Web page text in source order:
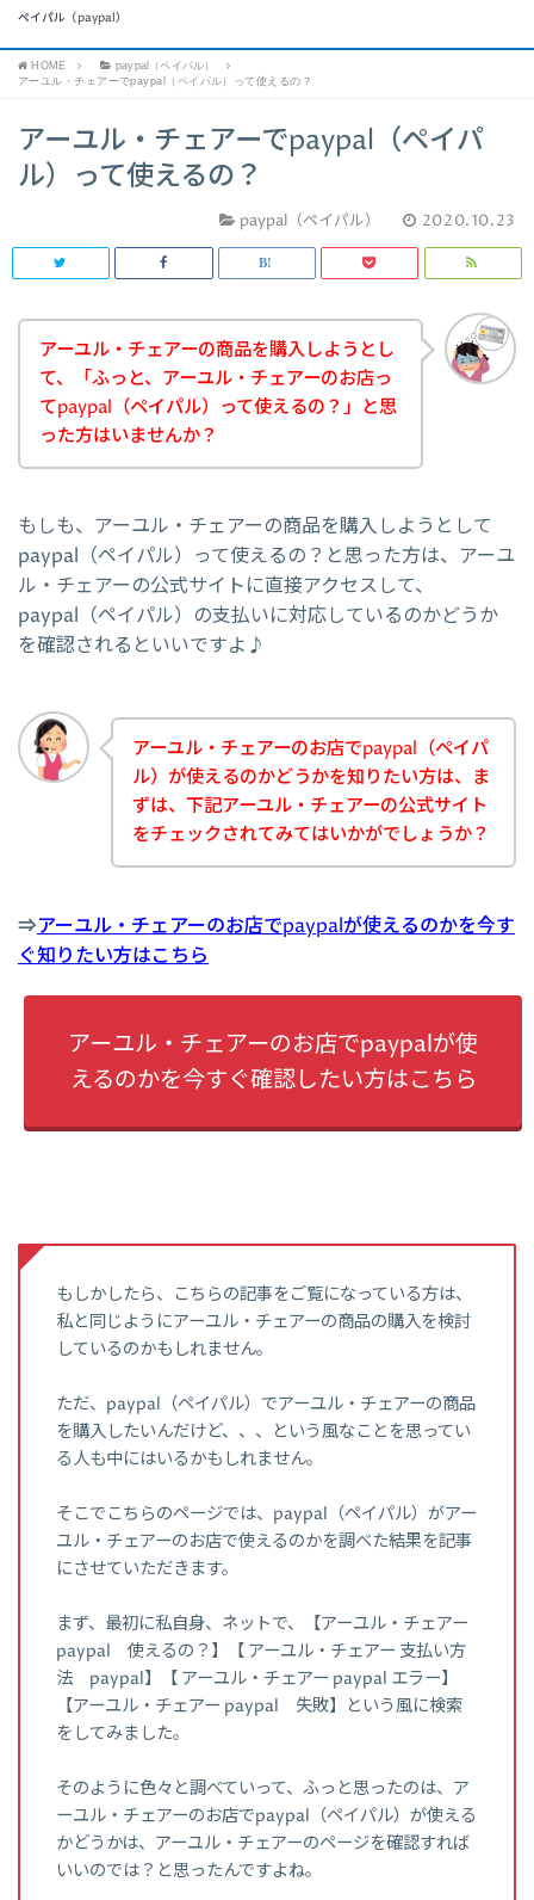
ペイパル（paypal）
HOME
paypal（ペイパル）
アーユル・チェアーでpaypal（ペイパル）って使えるの？
アーユル・チェアーでpaypal（ペイパ
ル）って使えるの？
paypal（ペイパル） 2020.10.23
アーユル・チェアーの商品を購入しようとし
て、「ふっと、アーユル・チェアーのお店っ
てpaypal（ペイパル）って使えるの？」と思
った方はいませんか？
もしも、アーユル・チェアーの商品を購入しようとして
paypal（ペイパル）って使えるの？と思った方は、アーユ
ル・チェアーの公式サイトに直接アクセスして、
paypal（ペイパル）の支払いに対応しているのかどうか
を確認されるといいですよ♪
アーユル・チェアーのお店でpaypal（ペイパ
ル）が使えるのかどうかを知りたい方は、ま
ずは、下記アーユル・チェアーの公式サイト
をチェックされてみてはいかがでしょうか？
⇒アーユル・チェアーのお店でpaypalが使えるのかを今す
ぐ知りたい方はこちら
アーユル・チェアーのお店でpaypalが使
えるのかを今すぐ確認したい方はこちら
もしかしたら、こちらの記事をご覧になっている方は、
私と同じようにアーユル・チェアーの商品の購入を検討
しているのかもしれません。
ただ、paypal（ペイパル）でアーユル・チェアーの商品
を購入したいんだけど、、、という風なことを思ってい
る人も中にはいるかもしれません。
そこでこちらのページでは、paypal（ペイパル）がアー
ユル・チェアーのお店で使えるのかを調べた結果を記事
にさせていただきます。
まず、最初に私自身、ネットで、【アーユル・チェアー
paypal 使えるの？】【 アーユル・チェアー 支払い方
法 paypal】【 アーユル・チェアー paypal エラー】
【アーユル・チェアー paypal 失敗】という風に検索
をしてみました。
そのように色々と調べていって、ふっと思ったのは、ア
ーユル・チェアーのお店でpaypal（ペイパル）が使える
かどうかは、アーユル・チェアーのページを確認すれば
いいのでは？と思ったんですよね。